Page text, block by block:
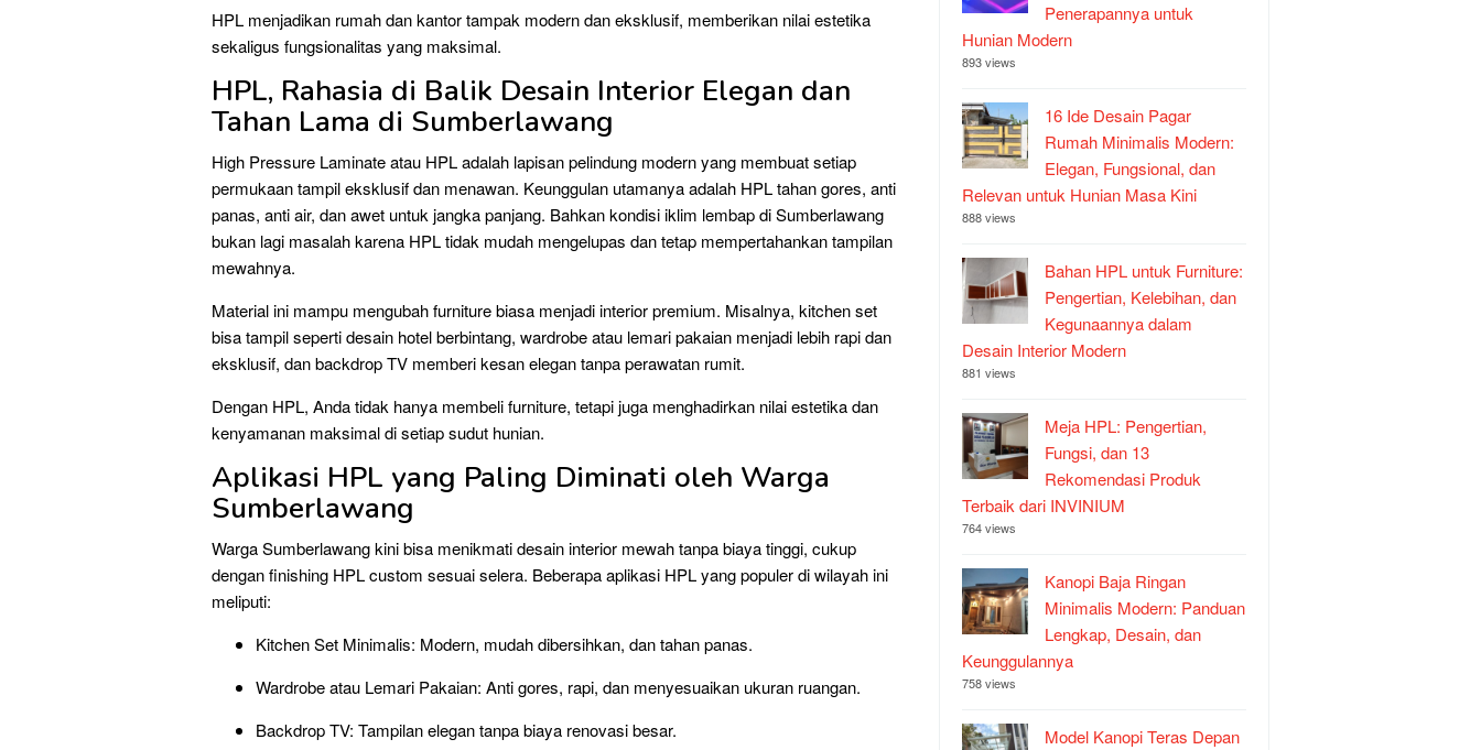
HPL menjadikan rumah dan kantor tampak modern dan eksklusif, memberikan nilai estetika
sekaligus fungsionalitas yang maksimal.
HPL, Rahasia di Balik Desain Interior Elegan dan
Tahan Lama di Sumberlawang
High Pressure Laminate atau HPL adalah lapisan pelindung modern yang membuat setiap
permukaan tampil eksklusif dan menawan. Keunggulan utamanya adalah HPL tahan gores, anti
panas, anti air, dan awet untuk jangka panjang. Bahkan kondisi iklim lembap di Sumberlawang
bukan lagi masalah karena HPL tidak mudah mengelupas dan tetap mempertahankan tampilan
mewahnya.
Material ini mampu mengubah furniture biasa menjadi interior premium. Misalnya, kitchen set
bisa tampil seperti desain hotel berbintang, wardrobe atau lemari pakaian menjadi lebih rapi dan
eksklusif, dan backdrop TV memberi kesan elegan tanpa perawatan rumit.
Dengan HPL, Anda tidak hanya membeli furniture, tetapi juga menghadirkan nilai estetika dan
kenyamanan maksimal di setiap sudut hunian.
Aplikasi HPL yang Paling Diminati oleh Warga
Sumberlawang
Warga Sumberlawang kini bisa menikmati desain interior mewah tanpa biaya tinggi, cukup
dengan finishing HPL custom sesuai selera. Beberapa aplikasi HPL yang populer di wilayah ini
meliputi:
Kitchen Set Minimalis: Modern, mudah dibersihkan, dan tahan panas.
Wardrobe atau Lemari Pakaian: Anti gores, rapi, dan menyesuaikan ukuran ruangan.
Backdrop TV: Tampilan elegan tanpa biaya renovasi besar.
Penerapannya untuk
Hunian Modern
893 views
16 Ide Desain Pagar
Rumah Minimalis Modern:
Elegan, Fungsional, dan
Relevan untuk Hunian Masa Kini
888 views
Bahan HPL untuk Furniture:
Pengertian, Kelebihan, dan
Kegunaannya dalam
Desain Interior Modern
881 views
Meja HPL: Pengertian,
Fungsi, dan 13
Rekomendasi Produk
Terbaik dari INVINIUM
764 views
Kanopi Baja Ringan
Minimalis Modern: Panduan
Lengkap, Desain, dan
Keunggulannya
758 views
Model Kanopi Teras Depan